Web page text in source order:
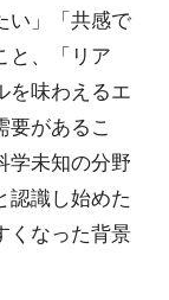
い」「共感で
と、「リア
を味わえるエ
要があるこ
学未知の分野
認識し始めた
くなった背景